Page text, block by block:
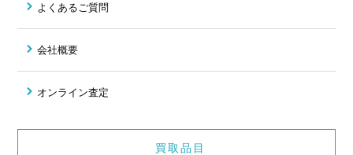
よくあるご質問
会社概要
オンライン査定
買取品目